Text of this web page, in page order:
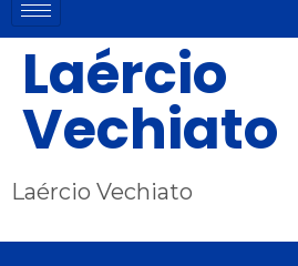
Laércio
Vechiato
Laércio Vechiato